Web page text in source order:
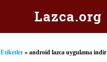
Lazca.org
Etiketler » android lazca uygulama indir